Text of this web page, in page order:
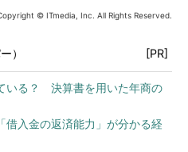
© ITmedia, Inc. All Rights Reserved.
） [PR]
いる？ 決算書を用いた年商の
借入金の返済能力」が分かる経